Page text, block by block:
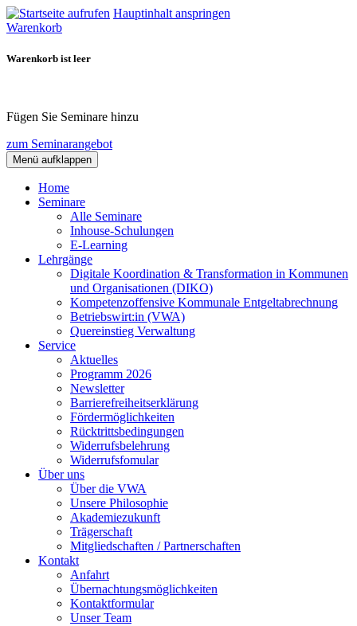
Hauptinhalt anspringen
Warenkorb
Warenkorb ist leer
Fügen Sie Seminare hinzu
zum Seminarangebot
Menü aufklappen
Home
Seminare
Alle Seminare
Inhouse-Schulungen
E-Learning
Lehrgänge
Digitale Koordination & Transformation in Kommunen
und Organisationen (DIKO)
Kompetenzoffensive Kommunale Entgeltabrechnung
Betriebswirt:in (VWA)
Quereinstieg Verwaltung
Service
Aktuelles
Programm 2026
Newsletter
Barrierefreiheitserklärung
Fördermöglichkeiten
Rücktrittsbedingungen
Widerrufsbelehrung
Widerrufsfomular
Über uns
Über die VWA
Unsere Philosophie
Akademiezukunft
Trägerschaft
Mitgliedschaften / Partnerschaften
Kontakt
Anfahrt
Übernachtungsmöglichkeiten
Kontaktformular
Unser Team